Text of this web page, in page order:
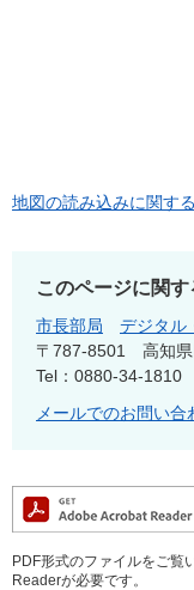
地図の読み込みに関す
このページに関
市長部局 デジタル
〒787-8501
高知
Tel：0880-34-1810
メールでのお問い合
PDF形式のファイルをご覧
Readerが必要です。